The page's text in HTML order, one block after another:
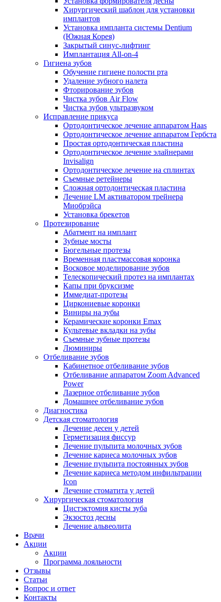
Хирургический шаблон для установки
имплантов
Установка импланта системы Dentium
(Южная Корея)
Закрытый синус-лифтинг
Имплантация All-on-4
Гигиена зубов
Обучение гигиене полости рта
Удаление зубного налета
Фторирование зубов
Чистка зубов Air Flow
Чистка зубов ультразвуком
Исправление прикуса
Ортодонтическое лечение аппаратом Haas
Ортодонтическое лечение аппаратом Гербста
Простая ортодонтическая пластина
Ортодонтическое лечение элайнерами
Invisalign
Ортодонтическое лечение на сплинтах
Съемные ретейнеры
Сложная ортодонтическая пластина
Лечение LM активатором трейнера
Миобрэйса
Установка брекетов
Протезирование
Абатмент на имплант
Зубные мосты
Бюгельные протезы
Временная пластмассовая коронка
Восковое моделирование зубов
Телескопический протез на имплантах
Капы при бруксизме
Иммедиат-протезы
Циркониевые коронки
Виниры на зубы
Керамические коронки Emax
Культевые вкладки на зубы
Съемные зубные протезы
Люминиры
Отбеливание зубов
Кабинетное отбеливание зубов
Отбеливание аппаратом Zoom Advanced
Power
Лазерное отбеливание зубов
Домашнее отбеливание зубов
Диагностика
Детская стоматология
Лечение десен у детей
Герметизация фиссур
Лечение пульпита молочных зубов
Лечение кариеса молочных зубов
Лечение пульпита постоянных зубов
Лечение кариеса методом инфильтрации
Icon
Лечение стоматита у детей
Хирургическая стоматология
Цистэктомия кисты зуба
Экзостоз десны
Лечение альвеолита
Врачи
Акции
Акции
Программа лояльности
Отзывы
Статьи
Вопрос и ответ
Контакты